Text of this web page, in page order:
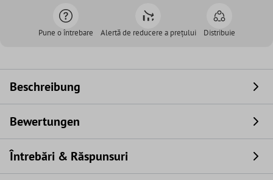
Pune o întrebare Alertă de reducere a prețului Distribuie
Beschreibung
Bewertungen
Întrebări & Răspunsuri